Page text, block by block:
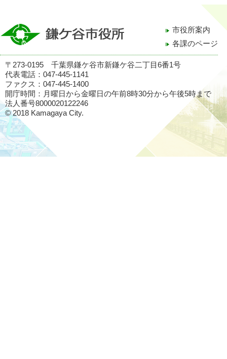
市役所案内
各課のページ
〒273-0195 千葉県鎌ケ谷市新鎌ケ谷二丁目6番1号
代表電話：047-445-1141
ファクス：047-445-1400
開庁時間：月曜日から金曜日の午前8時30分から午後5時まで
法人番号8000020122246
© 2018 Kamagaya City.